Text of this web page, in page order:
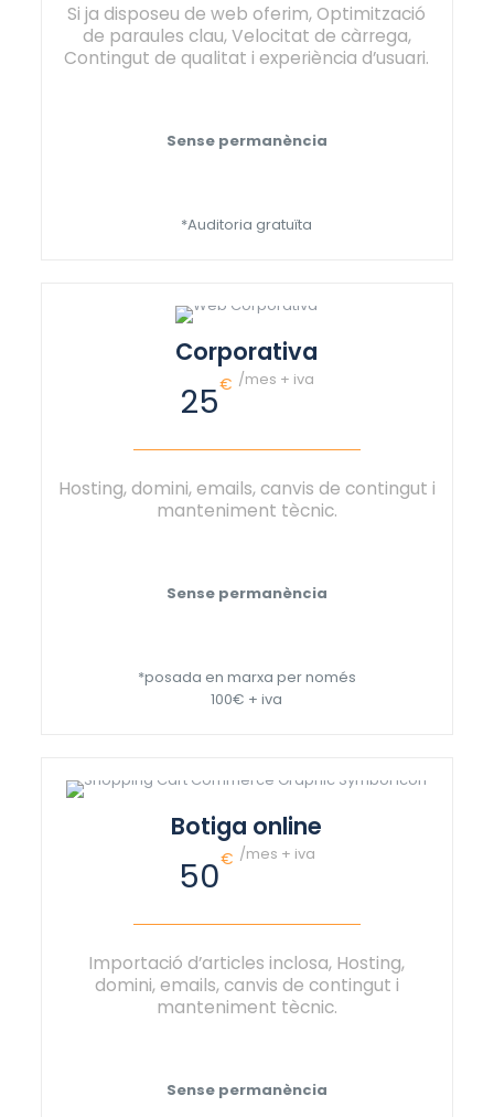
Si ja disposeu de web oferim, Optimització
de paraules clau, Velocitat de càrrega,
Contingut de qualitat i experiència d’usuari.
Sense permanència
*Auditoria gratuïta
Corporativa
25€ /mes + iva
Hosting, domini, emails, canvis de contingut i
manteniment tècnic.
Sense permanència
*posada en marxa per només
100€ + iva
Botiga online
50€ /mes + iva
Importació d’articles inclosa, Hosting,
domini, emails, canvis de contingut i
manteniment tècnic.
Sense permanència